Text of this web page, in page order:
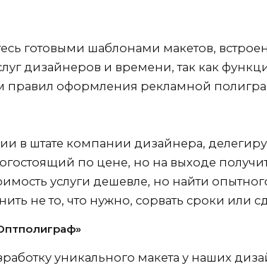
готовыми шаблонами макетов,
дизайнеров и времени, так как
оформления рекламной
в штате компании дизайнера,
по цене, но на выходе
услуги дешевле, но найти
не то, что нужно, сорвать сроки или
уникального макета у наших